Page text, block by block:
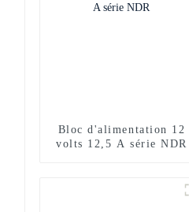
Bloc d'alimentation 12
volts 12,5 A série NDR